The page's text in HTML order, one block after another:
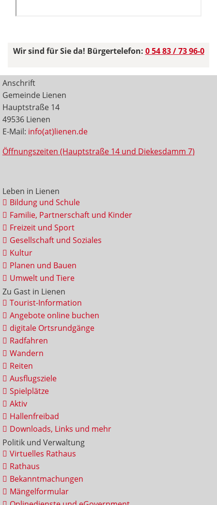
Wir sind für Sie da! Bürgertelefon: 0 54 83 / 73 96-0
Anschrift
Gemeinde Lienen
Hauptstraße 14
49536 Lienen
E-Mail: info(at)lienen.de
Öffnungszeiten (Hauptstraße 14 und Diekesdamm 7)
Leben in Lienen
Bildung und Schule
Familie, Partnerschaft und Kinder
Freizeit und Sport
Gesellschaft und Soziales
Kultur
Planen und Bauen
Umwelt und Tiere
Zu Gast in Lienen
Tourist-Information
Angebote online buchen
digitale Ortsrundgänge
Radfahren
Wandern
Reiten
Ausflugsziele
Spielplätze
Aktiv
Hallenfreibad
Downloads, Links und mehr
Politik und Verwaltung
Virtuelles Rathaus
Rathaus
Bekanntmachungen
Mängelformular